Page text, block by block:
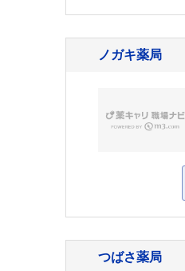
ノガキ薬局
つばさ薬局